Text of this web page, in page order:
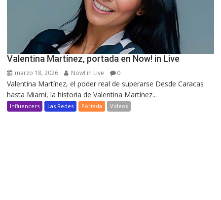
Valentina Martínez, portada en Now! in Live
marzo 18, 2026 Now! in Live 0
Valentina Martínez, el poder real de superarse Desde Caracas
hasta Miami, la historia de Valentina Martínez...
Influencers Las Redes Portada Videos